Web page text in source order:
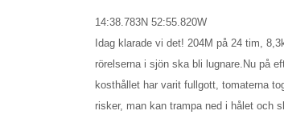
14:38.783N 52:55.820W
Idag klarade vi det! 204M på 24 tim,
rörelserna i sjön ska bli lugnare.Nu på
kosthållet har varit fullgott, tomaterna
risker, man kan trampa ned i hålet och